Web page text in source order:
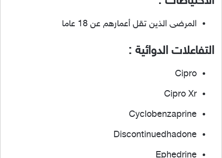
المرضى الذين تقل أعمارهم عن 18 عاما
التفاعلات الدوائية :
Cipro
Cipro Xr
Cyclobenzaprine
Discontinuedhadone
Ephedrine